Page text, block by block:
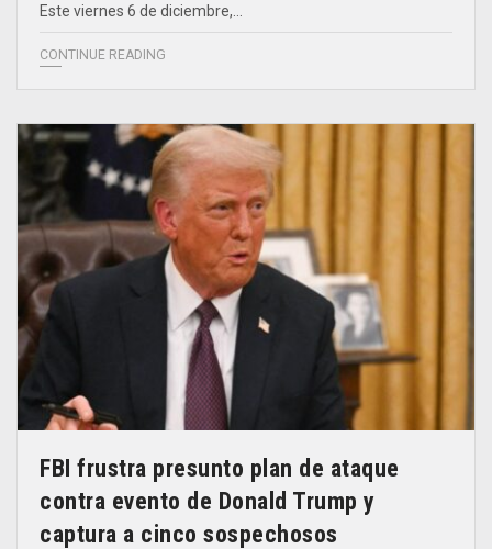
Este viernes 6 de diciembre,…
CONTINUE READING
FBI frustra presunto plan de ataque
contra evento de Donald Trump y
captura a cinco sospechosos